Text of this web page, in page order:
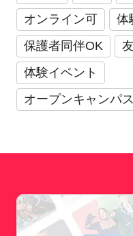
オンライン可
体
保護者同伴OK
体験イベント
オープンキャンパ